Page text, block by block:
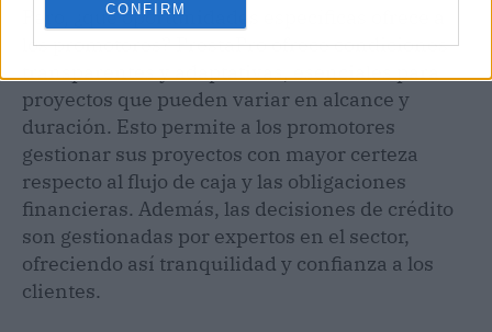
CONFIRM
Pero, ¿qué oportunidades específicas ofrece a
los promotores? PrestaPro ofrece condiciones
transparentes y adaptativas, esenciales para
proyectos que pueden variar en alcance y
duración. Esto permite a los promotores
gestionar sus proyectos con mayor certeza
respecto al flujo de caja y las obligaciones
financieras. Además, las decisiones de crédito
son gestionadas por expertos en el sector,
ofreciendo así tranquilidad y confianza a los
clientes.